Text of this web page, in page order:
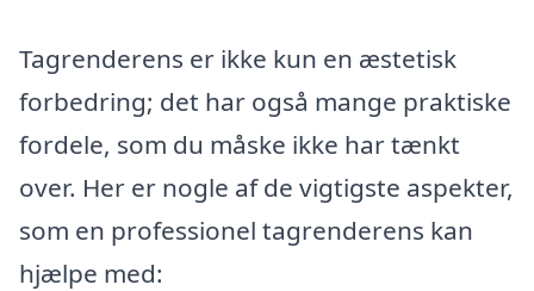
Tagrenderens er ikke kun en æstetisk
forbedring; det har også mange praktiske
fordele, som du måske ikke har tænkt
over. Her er nogle af de vigtigste aspekter,
som en professionel tagrenderens kan
hjælpe med: